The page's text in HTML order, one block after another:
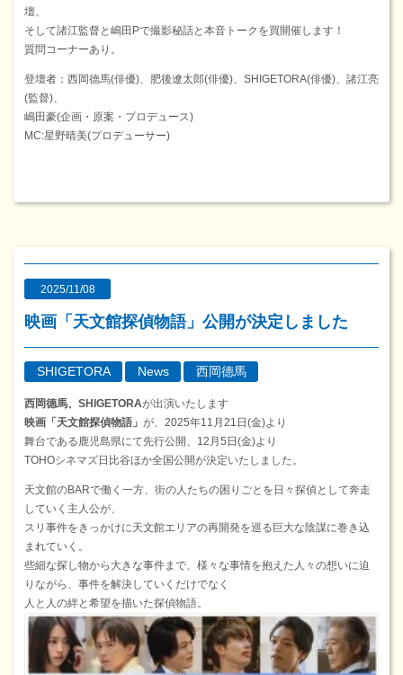
壇、
そして諸江監督と嶋田Pで撮影秘話と本音トークを買開催します！
質問コーナーあり。
登壇者：西岡德馬(俳優)、肥後遼太郎(俳優)、SHIGETORA(俳優)、諸江亮
(監督)、
嶋田豪(企画・原案・プロデュース)
MC:星野晴美(プロデューサー)
2025/11/08
映画「天文館探偵物語」公開が決定しました
SHIGETORA News 西岡德馬
西岡德馬、SHIGETORAが出演いたします
映画「天文館探偵物語」 が、2025年11月21日(金)より
舞台である鹿児島県にて先行公開、12月5日(金)より
TOHOシネマズ日比谷ほか全国公開が決定いたしました。
天文館のBARで働く一方、街の人たちの困りごとを日々探偵として奔走
していく主人公が、
スリ事件をきっかけに天文館エリアの再開発を巡る巨大な陰謀に巻き込
まれていく。
些細な探し物から大きな事件まで、様々な事情を抱えた人々の想いに迫
りながら、事件を解決していくだけでなく
人と人の絆と希望を描いた探偵物語。